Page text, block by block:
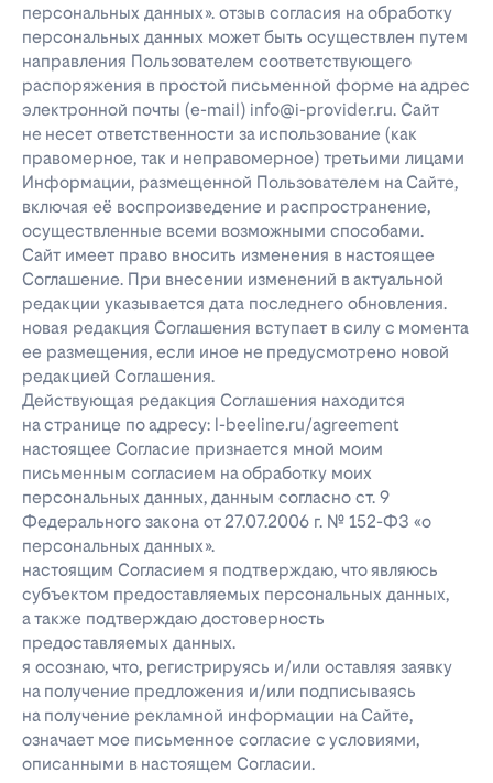
персональных данных». отзыв согласия на обработку
персональных данных может быть осуществлен путем
направления Пользователем соответствующего
распоряжения в простой письменной форме на адрес
электронной почты (e-mail) info@i-provider.ru. Сайт
не несет ответственности за использование (как
правомерное, так и неправомерное) третьими лицами
Информации, размещенной Пользователем на Сайте,
включая её воспроизведение и распространение,
осуществленные всеми возможными способами.
Сайт имеет право вносить изменения в настоящее
Соглашение. При внесении изменений в актуальной
редакции указывается дата последнего обновления.
новая редакция Соглашения вступает в силу с момента
ее размещения, если иное не предусмотрено новой
редакцией Соглашения.
Действующая редакция Соглашения находится
на странице по адресу: l-beeline.ru/agreement
настоящее Согласие признается мной моим
письменным согласием на обработку моих
персональных данных, данным согласно ст. 9
Федерального закона от 27.07.2006 г. № 152-ФЗ «о
персональных данных».
настоящим Согласием я подтверждаю, что являюсь
субъектом предоставляемых персональных данных,
а также подтверждаю достоверность
предоставляемых данных.
я осознаю, что, регистрируясь и/или оставляя заявку
на получение предложения и/или подписываясь
на получение рекламной информации на Сайте,
означает мое письменное согласие с условиями,
описанными в настоящем Согласии.